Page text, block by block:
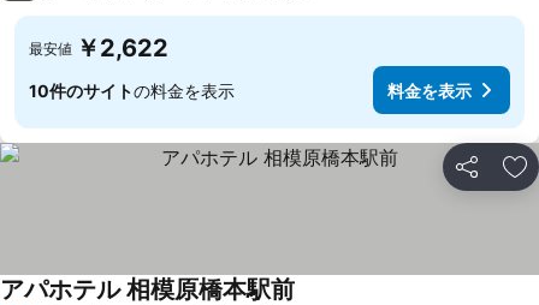
最安値 ￥2,622
10件のサイトの料金を表示 料金を表示
シェア お
アパホテル 相模原橋本駅前